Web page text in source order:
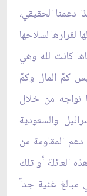
دعمنا الحقيقي،
لقرارها لسلاحها
كانت لله وهي
كمّ المال وكمّ
نواجه من خلال
والسعودية
المقاومة من
العائلة أو تلك
مبالغ غنية جداً